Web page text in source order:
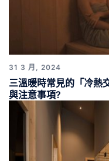
31 3 月, 2024
三溫暖時常見的「冷熱
與注意事項?